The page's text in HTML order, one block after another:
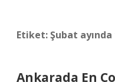
Etiket:Şubat
Ankarada En